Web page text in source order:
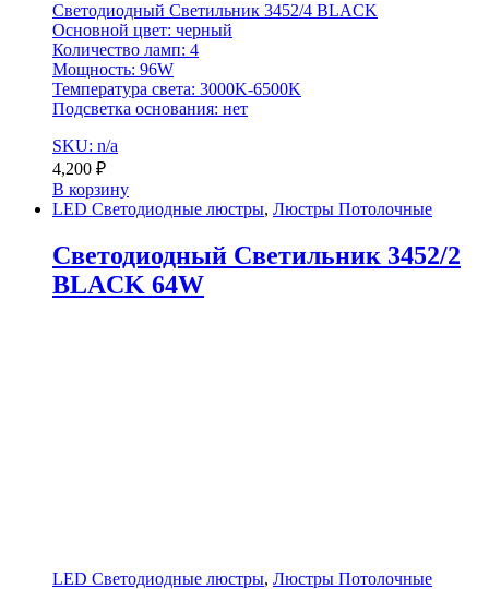
Светодиодный Светильник 3452/4 BLACK
Основной цвет: черный
Количество ламп: 4
Мощность: 96W
Температура света: 3000K-6500K
Подсветка основания: нет
SKU: n/a
4,200 ₽
В корзину
LED Светодиодные люстры, Люстры Потолочные
Светодиодный Светильник 3452/2
BLACK 64W
LED Светодиодные люстры, Люстры Потолочные